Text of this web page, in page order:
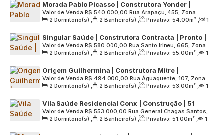
Morada Pablo Picasso | Construtora Yonder |
Construção | 54 metros | 02 dormitórios | suíte | 01
vaga
R$ 540.000,00
Valor de Venda
Rua Arapaçu, 455, Zona
Leste, 03358-000, Vila Formosa, São Paulo, São Paulo, Brasil
2 Dormitório(s) , 2 Banheiro(s) , Privativo: 54.00m² ,
1
Sala(s) , 1 Suíte(s) , 1 Vaga(s) , Útil: 54.00m² ,
Terreno:
700.00m²
Singular Saúde | Construtora Contracta | Pronto |
55 metros | 02 dormitórios | suíte | varanda
gourmet | 01 vaga
R$ 580.000,00
Valor de Venda
Rua Santo Irineu, 665, Zona
Sul, 04127-120, Bosque da Saúde, São Paulo, São Paulo,
Brasil
2 Dormitório(s) , 2 Banheiro(s) , Privativo: 55.00m² ,
1
Sala(s) , 1 Suíte(s) , 1 Vaga(s) , Útil: 55.00m² ,
Terreno:
1702.00m²
Origem Guilhermina | Construtora Mitre |
Construção | 53 metros | 02 dormitórios | suíte |
varanda | 01 vaga
R$ 494.000,00
Valor de Venda
Rua Águaquente, 107, Zona
Leste, 03541-100, Vila Guilhermina, São Paulo, São Paulo,
Brasil
2 Dormitório(s) , 2 Banheiro(s) , Privativo: 53.00m² ,
1
Sala(s) , 1 Suíte(s) , 1 Vaga(s) , Útil: 53.00m² ,
Terreno:
5632 .00m²
Vila Saúde Residencial Conx | Construção | 51
Metros | 02 Dormitórios | Suíte | Varanda | 01 Vaga
R$ 553.000,00
Valor de Venda
Rua General Chagas Santos,
718, Zona Sul, 04146-051, Vila da Saúde, São Paulo, São
Paulo, Brasil
2 Dormitório(s) , 2 Banheiro(s) , Privativo: 51.00m² ,
1
Sala(s) , 1 Suíte(s) , 1 Vaga(s) , Útil: 51.00m² ,
Terreno: